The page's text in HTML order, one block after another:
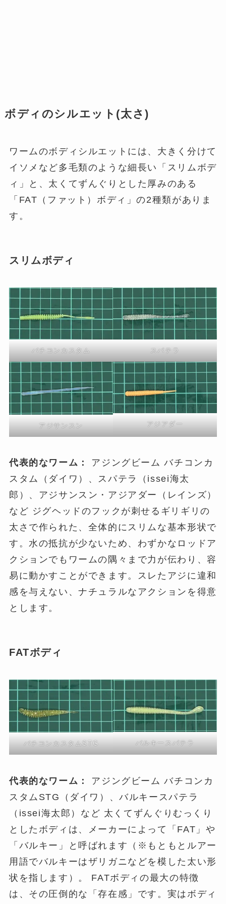
ボディのシルエット(太さ)
ワームのボディシルエットには、大きく分けて
イソメなど多毛類のような細長い「スリムボデ
ィ」と、太くてずんぐりとした厚みのある
「FAT（ファット）ボディ」の2種類がありま
す。
スリムボディ
バチコンカスタム スパテラ
アジサンスン アジアダー
代表的なワーム：
アジングビーム バチコンカ
スタム（ダイワ）、スパテラ（issei海太
郎）、アジサンスン・アジアダー（レインズ）
など ジグヘッドのフックが刺せるギリギリの
太さで作られた、全体的にスリムな基本形状で
す。水の抵抗が少ないため、わずかなロッドア
クションでもワームの隅々まで力が伝わり、容
易に動かすことができます。スレたアジに違和
感を与えない、ナチュラルなアクションを得意
とします。
FATボディ
バチコンカスタムSTG バルキースパテラ
代表的なワーム：
アジングビーム バチコンカ
スタムSTG（ダイワ）、バルキースパテラ
（issei海太郎）など 太くてずんぐりむっくり
としたボディは、メーカーによって「FAT」や
「バルキー」と呼ばれます（※もともとルアー
用語でバルキーはザリガニなどを模した太い形
状を指します）。 FATボディの最大の特徴
は、その圧倒的な「存在感」です。実はボディ